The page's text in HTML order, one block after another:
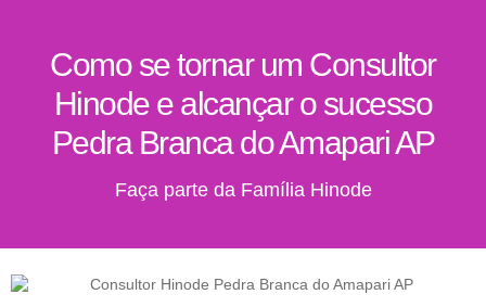
Como se tornar um Consultor
Hinode e alcançar o sucesso
Pedra Branca do Amapari AP
Faça parte da Família Hinode